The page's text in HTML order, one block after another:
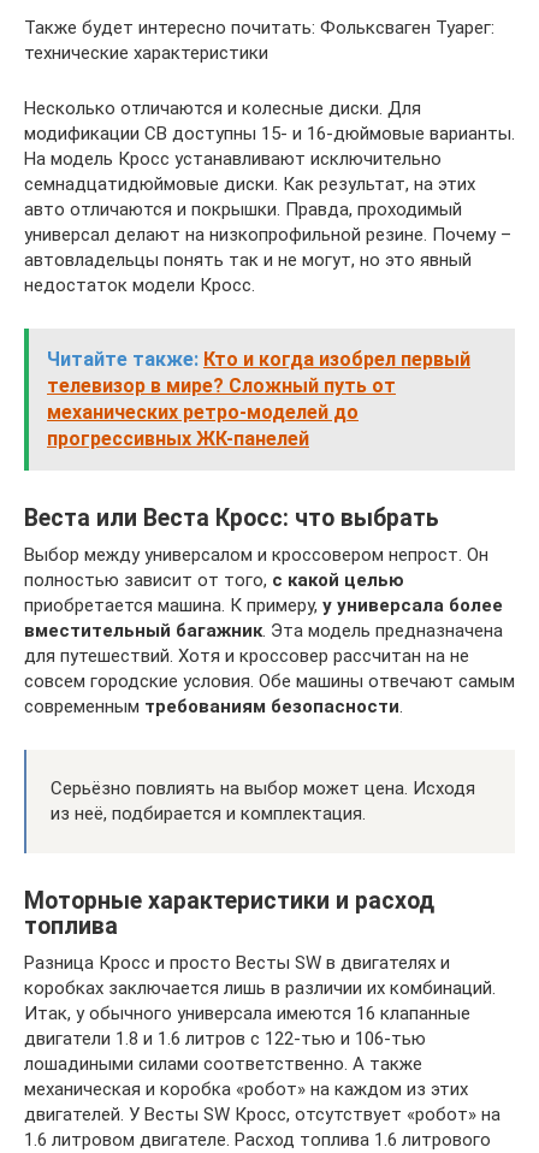
Также будет интересно почитать: Фольксваген Туарег:
технические характеристики
Несколько отличаются и колесные диски. Для
модификации СВ доступны 15- и 16-дюймовые варианты.
На модель Кросс устанавливают исключительно
семнадцатидюймовые диски. Как результат, на этих
авто отличаются и покрышки. Правда, проходимый
универсал делают на низкопрофильной резине. Почему –
автовладельцы понять так и не могут, но это явный
недостаток модели Кросс.
Читайте также: Кто и когда изобрел первый
телевизор в мире? Сложный путь от
механических ретро-моделей до
прогрессивных ЖК-панелей
Веста или Веста Кросс: что выбрать
Выбор между универсалом и кроссовером непрост. Он
полностью зависит от того, с какой целью
приобретается машина. К примеру, у универсала более
вместительный багажник. Эта модель предназначена
для путешествий. Хотя и кроссовер рассчитан на не
совсем городские условия. Обе машины отвечают самым
современным требованиям безопасности.
Серьёзно повлиять на выбор может цена. Исходя
из неё, подбирается и комплектация.
Моторные характеристики и расход
топлива
Разница Кросс и просто Весты SW в двигателях и
коробках заключается лишь в различии их комбинаций.
Итак, у обычного универсала имеются 16 клапанные
двигатели 1.8 и 1.6 литров с 122-тью и 106-тью
лошадиными силами соответственно. А также
механическая и коробка «робот» на каждом из этих
двигателей. У Весты SW Кросс, отсутствует «робот» на
1.6 литровом двигателе. Расход топлива 1.6 литрового